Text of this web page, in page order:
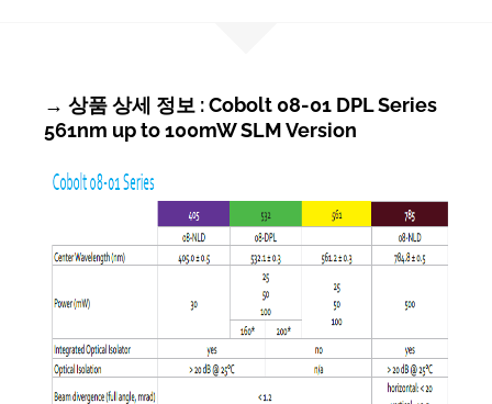
→ 상품 상세 정보 : Cobolt 08-01 DPL Series
561nm up to 100mW SLM Version